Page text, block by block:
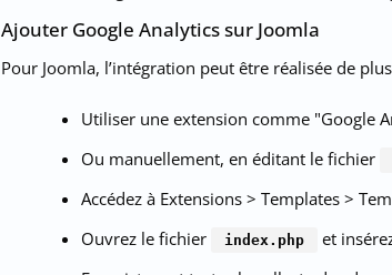
Ajouter Google Analytics sur Joomla
Pour Joomla, l’intégration peut être réalisée de
Utiliser une extension comme "Google
Ou manuellement, en éditant le fichier
Accédez à Extensions > Templates >
Ouvrez le fichier
index.php et